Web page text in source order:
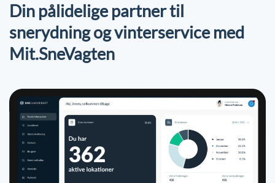
Din pålidelige partner til
snerydning og vinterservice med
Mit.SneVagten